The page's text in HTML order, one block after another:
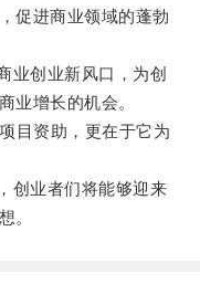
促进商业领域的蓬勃
创业新风口，为创
业增长的机会。
资助，更在于它为
业者们将能够迎来
。